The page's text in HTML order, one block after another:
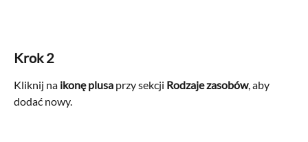
Krok 2
Kliknij na ikonę plusa przy sekcji Rodzaje zasobów, aby
dodać nowy.